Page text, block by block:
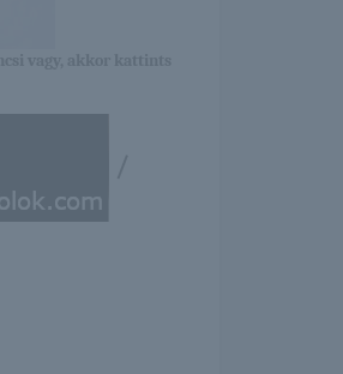
vagy, akkor kattints